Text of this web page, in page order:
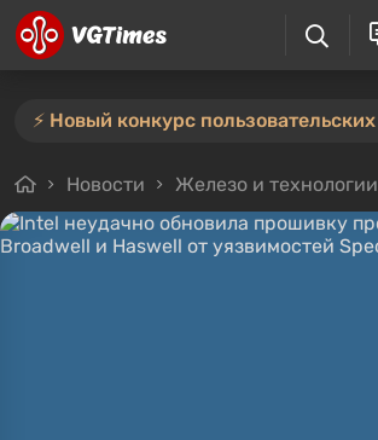
Новости Железо и технологии